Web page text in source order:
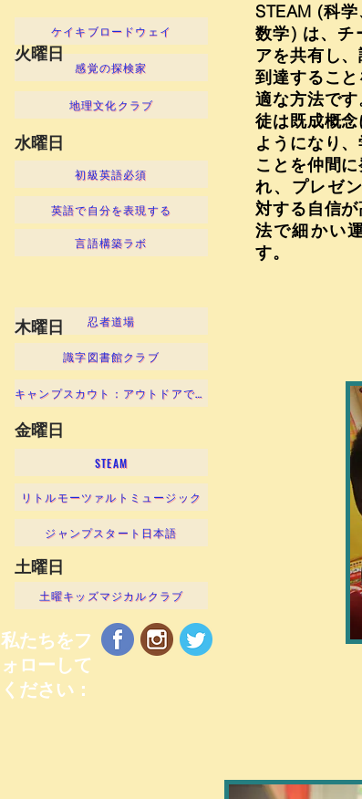
STEAM (科学
数学) は、チ
アを共有し
到達するこ
適な方法で
徒は既成概
ようになり
ことを仲間
れ、プレゼ
対する自信
法で細かい
す。
ケイキブロードウェイ
感覚の探検家
地理文化クラブ
初級英語必須
英語で自分を表現する
言語構築ラボ
忍者道場
識字図書館クラブ
キャンプスカウト：アウトドアでの冒険！
金曜日
STEAM
リトルモーツァルトミュージック
ジャンプスタート日本語
土曜日
土曜キッズマジカルクラブ
私たちをフ
ォローして
ください：
火曜日
水曜日
木曜日